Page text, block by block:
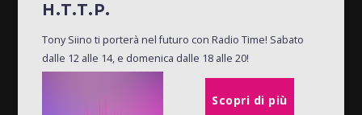
H.T.T.P.
Tony Siino ti porterà nel futuro con Radio Time! Sabato
dalle 12 alle 14, e domenica dalle 18 alle 20!
Scopri di più